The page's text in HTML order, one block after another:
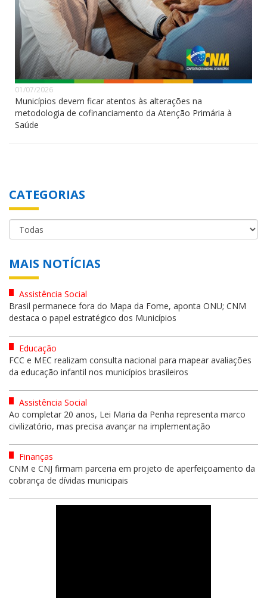
01/07/2026
Municípios devem ficar atentos às alterações na
metodologia de cofinanciamento da Atenção Primária à
Saúde
CATEGORIAS
MAIS NOTÍCIAS
Assistência Social
Brasil permanece fora do Mapa da Fome, aponta ONU; CNM
destaca o papel estratégico dos Municípios
Educação
FCC e MEC realizam consulta nacional para mapear avaliações
da educação infantil nos municípios brasileiros
Assistência Social
Ao completar 20 anos, Lei Maria da Penha representa marco
civilizatório, mas precisa avançar na implementação
Finanças
CNM e CNJ firmam parceria em projeto de aperfeiçoamento da
cobrança de dívidas municipais